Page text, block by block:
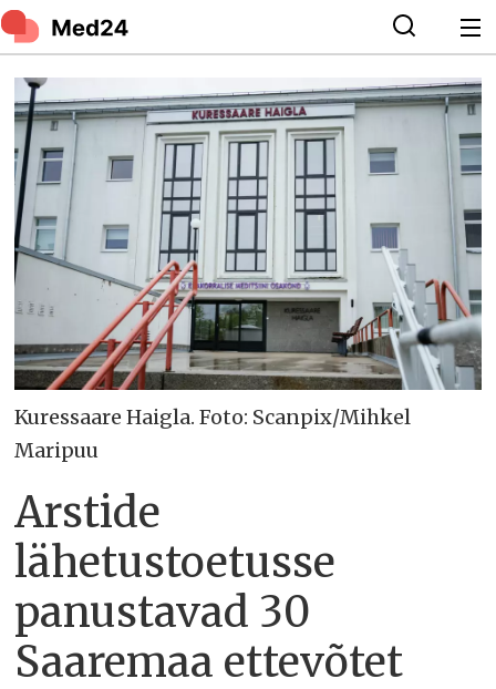
Kuressaare Haigla. Foto: Scanpix/Mihkel
Maripuu
Arstide
lähetustoetusse
panustavad 30
Saaremaa ettevõtet